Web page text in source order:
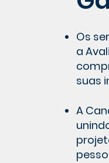
Os
a
suas
A